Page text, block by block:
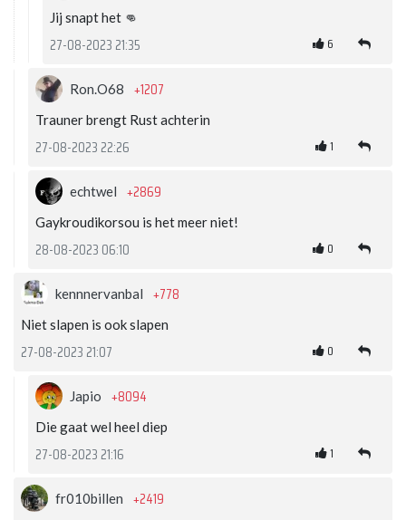
Jij snapt het 👊
27-08-2023 21:35 6
Ron.O68 +1207
Trauner brengt Rust achterin
27-08-2023 22:26 1
echtwel +2869
Gaykroudikorsou is het meer niet!
28-08-2023 06:10 0
kennnervanbal +778
Niet slapen is ook slapen
27-08-2023 21:07 0
Japio +8094
Die gaat wel heel diep
27-08-2023 21:16 1
fr010billen +2419